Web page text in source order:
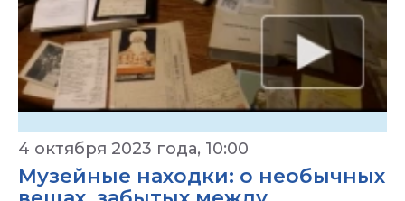
4 октября 2023 года, 10:00
Музейные находки: о необычных